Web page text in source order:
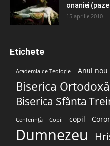
onaniei
15 aprilie 2010
Etichete
Academia de Teologie Anul nou
Biserica Ortodoxă
Biserica Sfânta
Conferință Copii copil
Dumnezeu